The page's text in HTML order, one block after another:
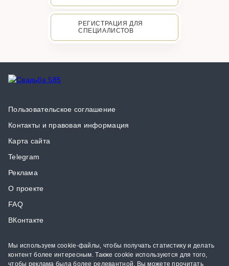
РЕГИСТРАЦИЯ ДЛЯ
СПЕЦИАЛИСТОВ
Пользовательское соглашение
Контакты и правовая информация
Карта сайта
Telegram
Реклама
О проекте
FAQ
ВКонтакте
Мы используем cookie-файлы, чтобы получать статистику и делать
контент более интересным. Также cookie используются для того,
чтобы реклама была более релевантной. Вы можете прочитать